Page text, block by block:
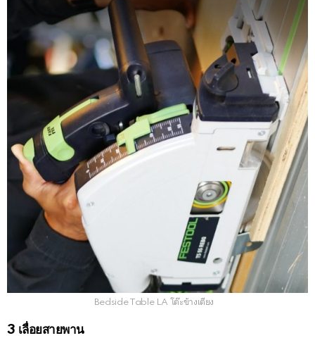
Bedside Table LA โต๊ะข้างเตียง
3 เลื่อยสายพาน